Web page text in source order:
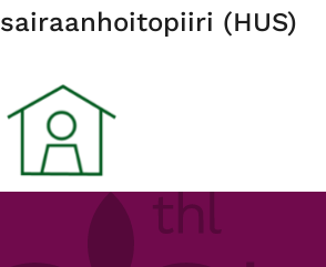
sairaanhoitopiiri (HUS)